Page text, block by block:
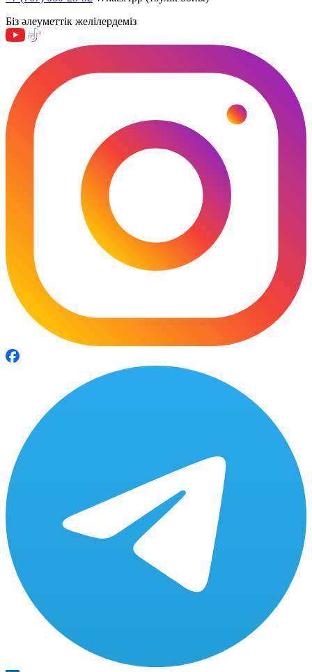
Біз әлеуметтік желілердеміз